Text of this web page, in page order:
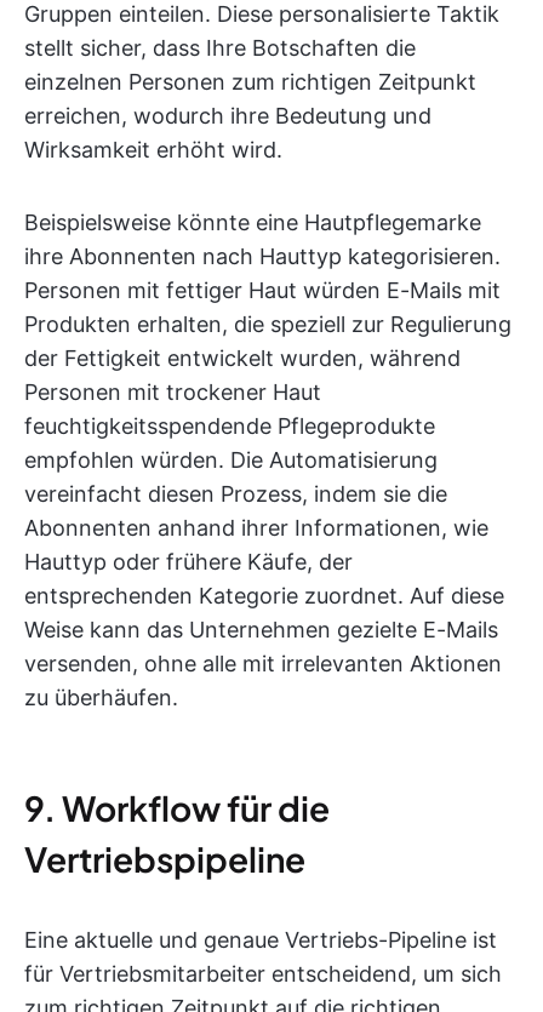
Gruppen einteilen. Diese personalisierte Taktik
stellt sicher, dass Ihre Botschaften die
einzelnen Personen zum richtigen Zeitpunkt
erreichen, wodurch ihre Bedeutung und
Wirksamkeit erhöht wird.
Beispielsweise könnte eine Hautpflegemarke
ihre Abonnenten nach Hauttyp kategorisieren.
Personen mit fettiger Haut würden E-Mails mit
Produkten erhalten, die speziell zur Regulierung
der Fettigkeit entwickelt wurden, während
Personen mit trockener Haut
feuchtigkeitsspendende Pflegeprodukte
empfohlen würden. Die Automatisierung
vereinfacht diesen Prozess, indem sie die
Abonnenten anhand ihrer Informationen, wie
Hauttyp oder frühere Käufe, der
entsprechenden Kategorie zuordnet. Auf diese
Weise kann das Unternehmen gezielte E-Mails
versenden, ohne alle mit irrelevanten Aktionen
zu überhäufen.
9. Workflow für die
Vertriebspipeline
Eine aktuelle und genaue Vertriebs-Pipeline ist
für Vertriebsmitarbeiter entscheidend, um sich